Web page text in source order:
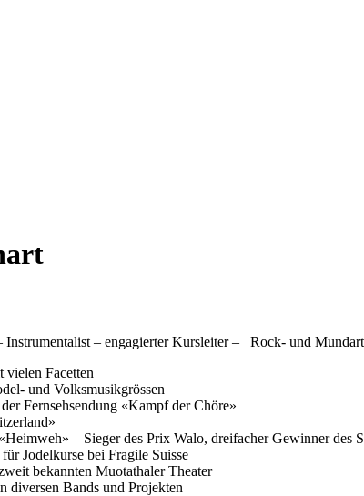
– engagierter Kursleiter – Rock- und
vielen Facetten
und Volksmusikgrössen
Fernsehsendung «Kampf der Chöre»
– Sieger des Prix Walo, dreifacher Gewinner des
Jodelkurse bei Fragile Suisse
bekannten Muotathaler Theater
diversen Bands und Projekten